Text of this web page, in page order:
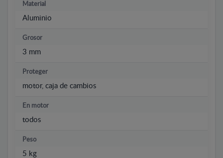
Material
Aluminio
Grosor
3 mm
Proteger
motor, caja de cambios
En motor
todos
Peso
5 kg